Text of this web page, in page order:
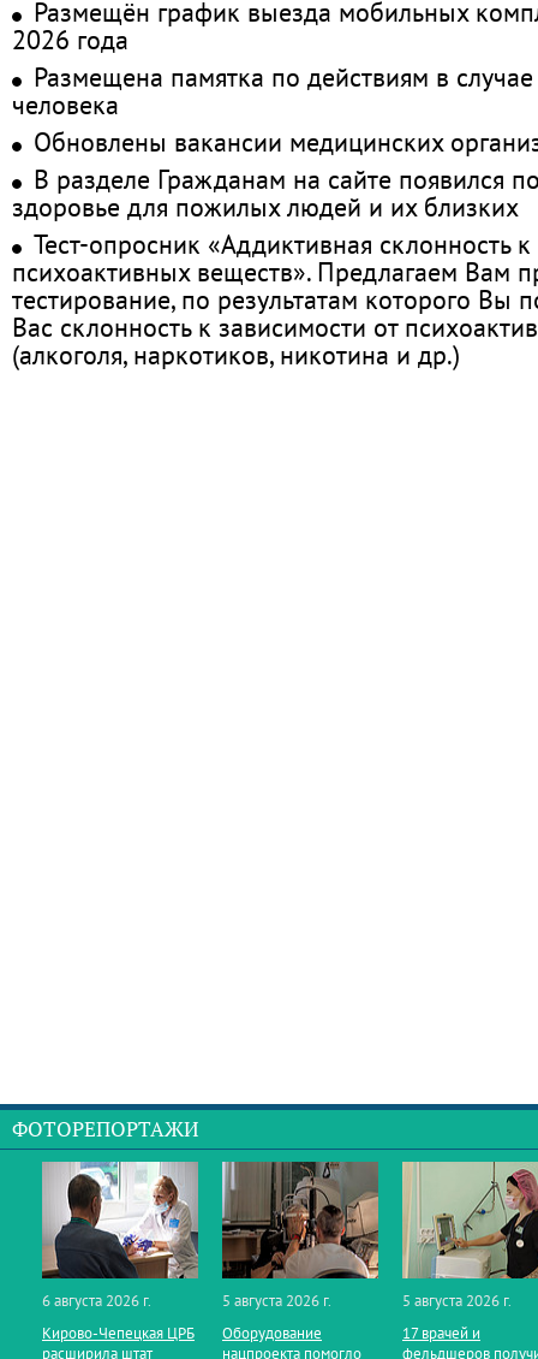
Размещён график выезда мобильных
2026 года
Размещена памятка по действиям в
человека
Обновлены вакансии медицинских
В разделе Гражданам на сайте появился
здоровье для пожилых людей и их близких
Тест-опросник «Аддиктивная склонность
психоактивных веществ». Предлагаем Вам
тестирование, по результатам которого Вы
Вас склонность к зависимости от
(алкоголя, наркотиков, никотина и др.)
ФОТОРЕПОРТАЖИ
6 августа 2026 г.
Кирово‑Чепецкая ЦРБ
расширила штат
5 августа 2026 г.
Оборудование
нацпроекта помогло
5 августа 2026 г.
17 врачей и
фельдшеров